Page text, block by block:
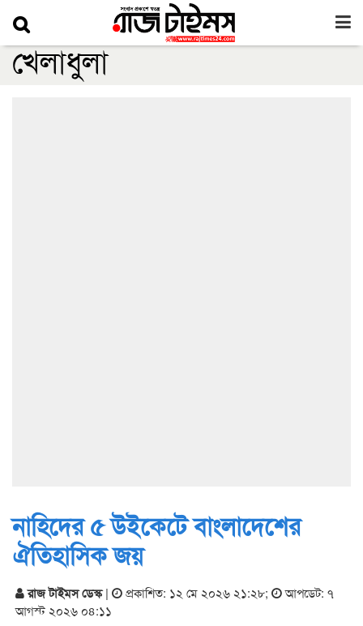
খেলাধুলা
নাহিদের ৫ উইকেটে বাংলাদেশের
ঐতিহাসিক জয়
রাজ টাইমস ডেস্ক| প্রকাশিত: ১২ মে ২০২৬ ২১:২৮;
আপডেট: ৭
আগস্ট ২০২৬ ০৪:১১